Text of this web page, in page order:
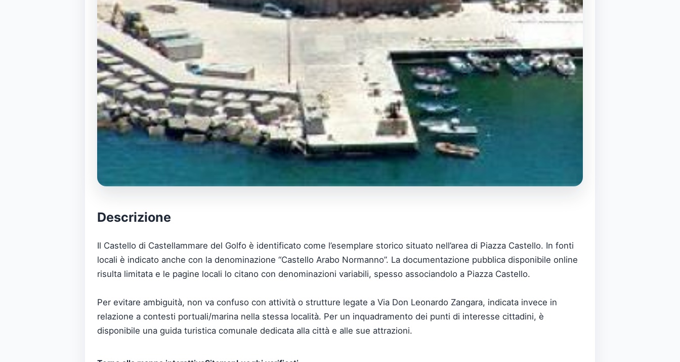
Descrizione
Il Castello di Castellammare del Golfo è identificato come l’esemplare storico situato nell’area di Piazza Castello. In fonti
locali è indicato anche con la denominazione “Castello Arabo Normanno”. La documentazione pubblica disponibile online
risulta limitata e le pagine locali lo citano con denominazioni variabili, spesso associandolo a Piazza Castello.
Per evitare ambiguità, non va confuso con attività o strutture legate a Via Don Leonardo Zangara, indicata invece in
relazione a contesti portuali/marina nella stessa località. Per un inquadramento dei punti di interesse cittadini, è
disponibile una guida turistica comunale dedicata alla città e alle sue attrazioni.